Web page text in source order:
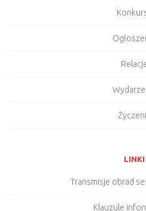
LINKI
Transmisje obrad
Klauzule